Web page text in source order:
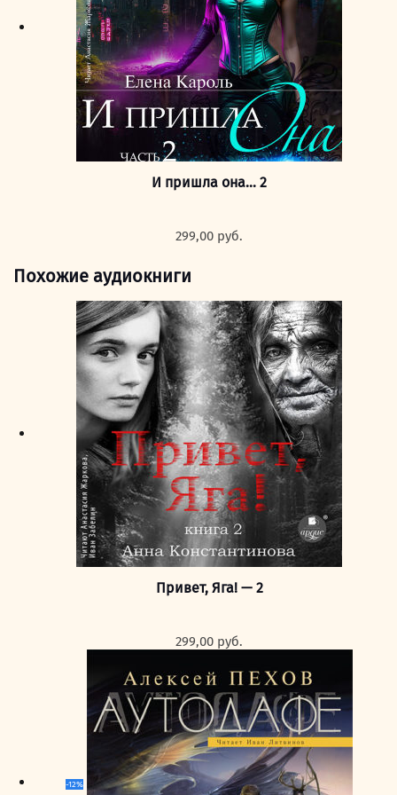
И пришла она… 2
299,00 руб.
Похожие аудиокниги
Привет, Яга! — 2
299,00 руб.
-12%